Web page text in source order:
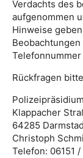
Verdachts des
aufgenommen
Hinweise
Rückfragen
Klappacher
64285
Christoph
Telefon: 06151